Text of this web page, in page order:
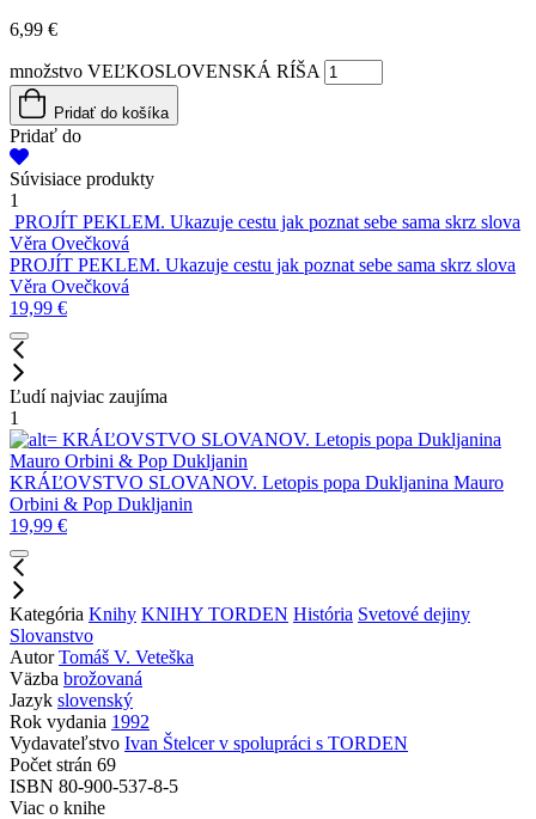
6,99 €
množstvo VEĽKOSLOVENSKÁ RÍŠA
Pridať do košíka
Pridať do
Súvisiace produkty
1
PROJÍT PEKLEM. Ukazuje cestu jak poznat sebe sama skrz slova
Věra Ovečková
PROJÍT PEKLEM. Ukazuje cestu jak poznat sebe sama skrz slova
Věra Ovečková
19,99 €
Ľudí najviac zaujíma
1
KRÁĽOVSTVO SLOVANOV. Letopis popa Dukljanina
Mauro Orbini & Pop Dukljanin
KRÁĽOVSTVO SLOVANOV. Letopis popa Dukljanina Mauro
Orbini & Pop Dukljanin
19,99 €
Kategória Knihy KNIHY TORDEN História Svetové dejiny
Slovanstvo
Autor Tomáš V. Veteška
Väzba brožovaná
Jazyk slovenský
Rok vydania 1992
Vydavateľstvo Ivan Štelcer v spolupráci s TORDEN
Počet strán 69
ISBN 80-900-537-8-5
Viac o knihe